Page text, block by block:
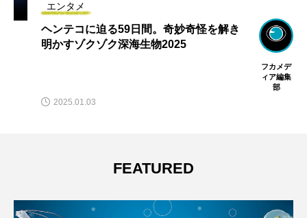
エンタメ
謎の深海汁も限定復活。サンシャイン水
族館のゾクゾク深海生物2024に潜入して
脈 脈子
2024.01.27
FEATURED